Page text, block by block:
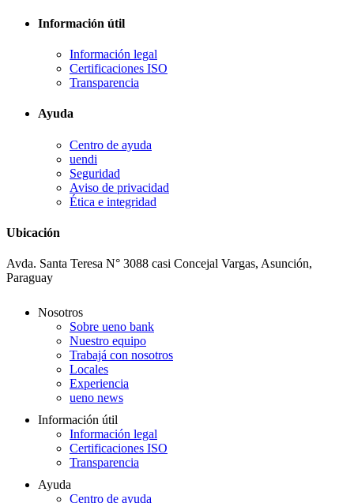
Información útil
Información legal
Certificaciones ISO
Transparencia
Ayuda
Centro de ayuda
uendi
Seguridad
Aviso de privacidad
Ética e integridad
Ubicación
Avda. Santa Teresa N° 3088 casi Concejal Vargas, Asunción,
Paraguay
Nosotros
Sobre ueno bank
Nuestro equipo
Trabajá con nosotros
Locales
Experiencia
ueno news
Información útil
Información legal
Certificaciones ISO
Transparencia
Ayuda
Centro de ayuda